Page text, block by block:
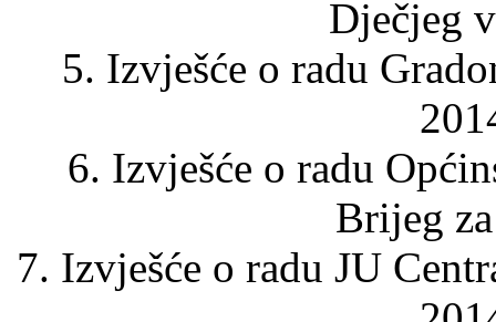
Dječjeg
5. Izvješće o radu
6. Izvješće o radu
Brijeg
7. Izvješće o radu JU